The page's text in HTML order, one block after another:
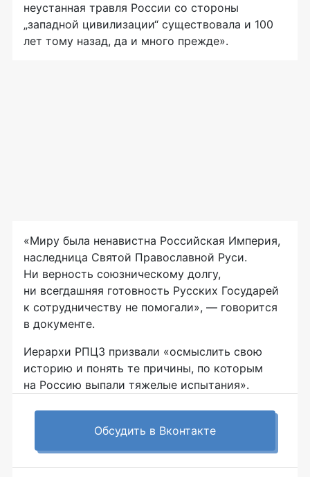
неустанная травля России со стороны
„западной цивилизации“ существовала и 100
лет тому назад, да и много прежде».
«Миру была ненавистна Российская Империя,
наследница Святой Православной Руси.
Ни верность союзническому долгу,
ни всегдашняя готовность Русских Государей
к сотрудничеству не помогали», — говорится
в документе.
Иерархи РПЦЗ призвали «осмыслить свою
историю и понять те причины, по которым
на Россию выпали тяжелые испытания».
Обсудить в Вконтакте